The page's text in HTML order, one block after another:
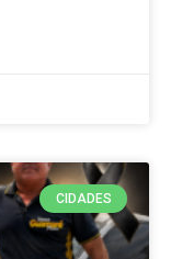
CIDADES